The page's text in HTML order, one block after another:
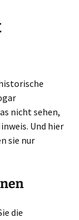
nicht sehen,
Und hier
sie nur
die